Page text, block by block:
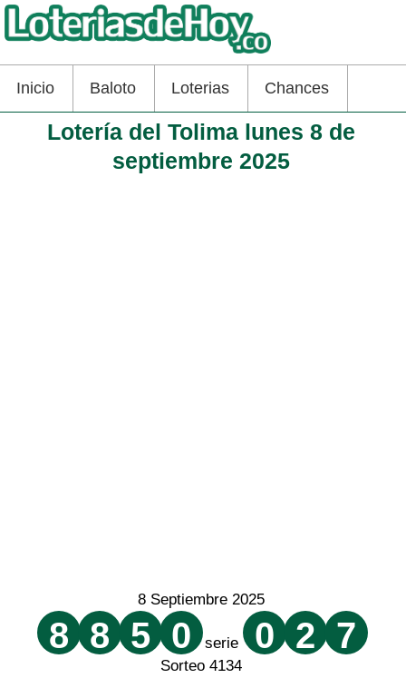
Inicio Baloto Loterias Chances
Lotería del Tolima lunes 8 de
septiembre 2025
8 Septiembre 2025
8 8 5 0 serie 0 2 7
Sorteo 4134